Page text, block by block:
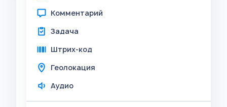
Комментарий
Задача
Штрих-код
Геолокация
Аудио